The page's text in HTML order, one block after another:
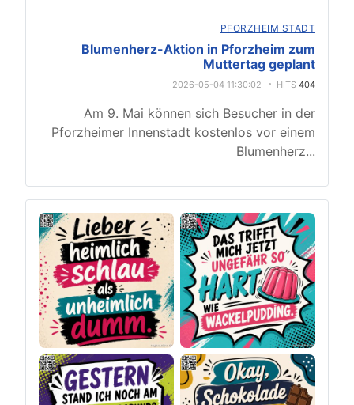
PFORZHEIM STADT
Blumenherz-Aktion in Pforzheim zum
Muttertag geplant
2026-05-04 11:30:02 HITS 404
Am 9. Mai können sich Besucher in der
Pforzheimer Innenstadt kostenlos vor einem
Blumenherz...